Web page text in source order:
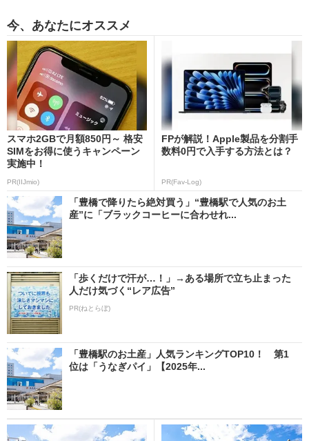
今、あなたにオススメ
スマホ2GBで月額850円～ 格安
SIMをお得に使うキャンペーン
実施中！
PR(IIJmio)
FPが解説！Apple製品を分割手
数料0円で入手する方法とは？
PR(Fav-Log)
「豊橋で降りたら絶対買う」“豊橋駅で人気のお土
産”に「ブラックコーヒーに合わせれ...
「歩くだけで汗が…！」→ある場所で立ち止まった
人だけ気づく“レア広告”
PR(ねとらぼ)
「豊橋駅のお土産」人気ランキングTOP10！ 第1
位は「うなぎパイ」【2025年...